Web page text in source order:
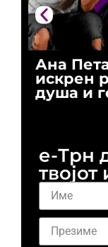
Ана
искрен
душа и
е-Трн